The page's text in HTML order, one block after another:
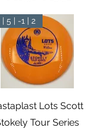
Snel overzicht
| 5 | -1 | 2
Lots Scott
Tour Series